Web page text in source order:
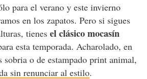
para el verano y este invierno
en los zapatos. Pero si sigues
tienes el clásico mocasín
esta temporada. Acharolado, en
sobria o de estampado print animal,
sin renunciar al estilo.